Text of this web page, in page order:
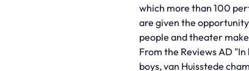
which more than 100
are given the
people and theater
From the Reviews AD
boys, van Huisstede